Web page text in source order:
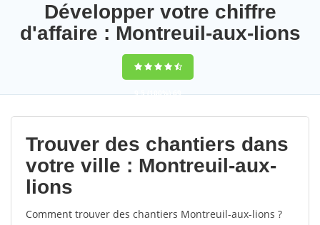
Développer votre chiffre
d'affaire : Montreuil-aux-lions
9,5(100%)69
votes
Trouver des chantiers dans
votre ville : Montreuil-aux-
lions
Comment trouver des chantiers Montreuil-aux-lions ?